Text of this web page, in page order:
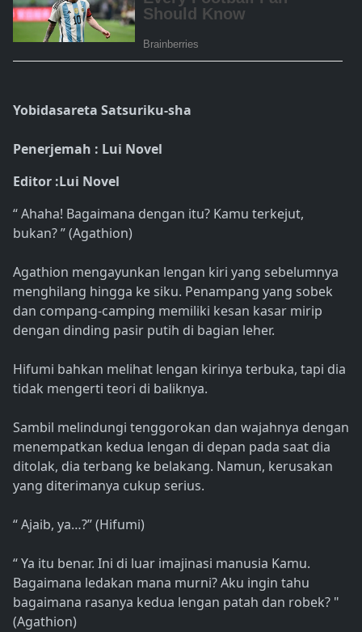
Yobidasareta Satsuriku-sha
Penerjemah : Lui Novel
Editor :Lui Novel
“ Ahaha! Bagaimana dengan itu? Kamu terkejut,
bukan? ” (Agathion)
Agathion mengayunkan lengan kiri yang sebelumnya
menghilang hingga ke siku. Penampang yang sobek
dan compang-camping memiliki kesan kasar mirip
dengan dinding pasir putih di bagian leher.
Hifumi bahkan melihat lengan kirinya terbuka, tapi dia
tidak mengerti teori di baliknya.
Sambil melindungi tenggorokan dan wajahnya dengan
menempatkan kedua lengan di depan pada saat dia
ditolak, dia terbang ke belakang. Namun, kerusakan
yang diterimanya cukup serius.
“ Ajaib, ya…?” (Hifumi)
“ Ya itu benar. Ini di luar imajinasi manusia Kamu.
Bagaimana ledakan mana murni? Aku ingin tahu
bagaimana rasanya kedua lengan patah dan robek? "
(Agathion)